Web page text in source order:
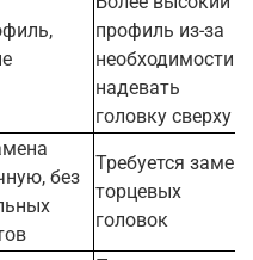
профиль из-за
необходимости
надевать
головку сверху
без
Требуется
торцевых
головок